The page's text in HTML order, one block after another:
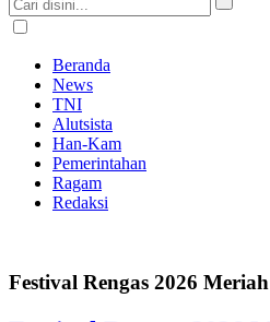
Beranda
News
TNI
Alutsista
Han-Kam
Pemerintahan
Ragam
Redaksi
Festival Rengas 2026 Meriah